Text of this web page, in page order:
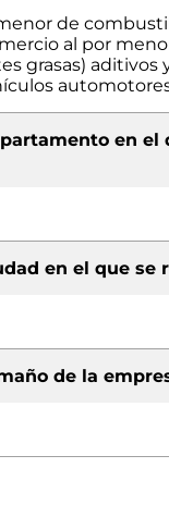
de
al por
grasas) aditivos
en el
en el que se
de la